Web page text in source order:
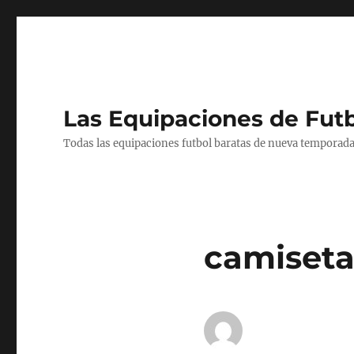
Las Equipaciones de
Todas las equipaciones futbol baratas de nueva